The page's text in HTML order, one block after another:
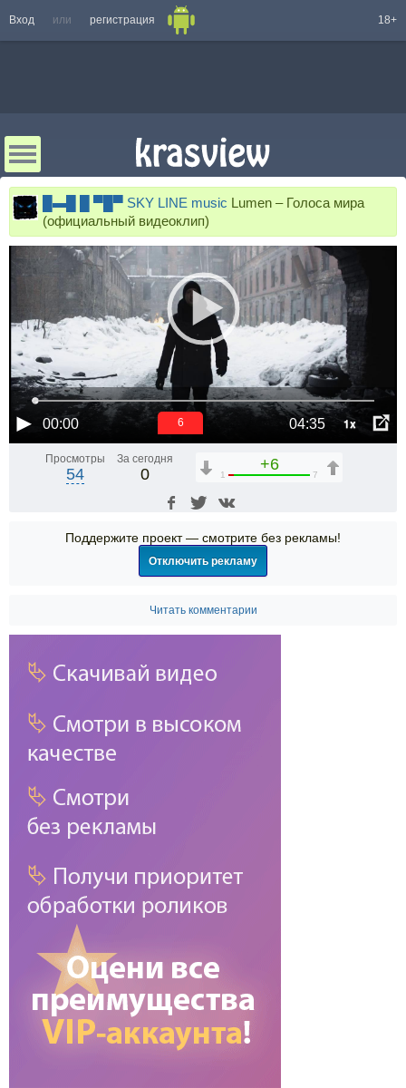
Вход или регистрация 18+
█▬█ █ ▀█▀ SKY LINE music Lumen – Голоса мира
(официальный видеоклип)
00:00 04:35 1x
6
Просмотры
54
За сегодня
0
+6
1 7
Поддержите проект — смотрите без рекламы!
Отключить рекламу
Читать комментарии